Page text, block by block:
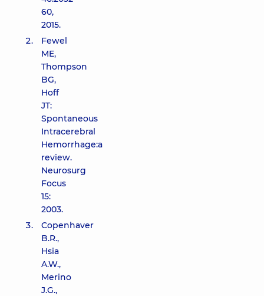
60,
2015.
Fewel
ME,
Thompson
BG,
Hoff
JT:
Spontaneous
Intracerebral
Hemorrhage:a
review.
Neurosurg
Focus
15:
2003.
Copenhaver
B.R.,
Hsia
A.W.,
Merino
J.G.,